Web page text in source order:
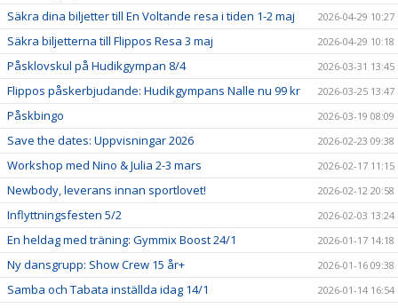
Säkra dina biljetter till En Voltande resa i tiden 1-2 maj 2026-04-29 10:27
Säkra biljetterna till Flippos Resa 3 maj 2026-04-29 10:18
Påsklovskul på Hudikgympan 8/4 2026-03-31 13:45
Flippos påskerbjudande: Hudikgympans Nalle nu 99 kr 2026-03-25 13:47
Påskbingo 2026-03-19 08:09
Save the dates: Uppvisningar 2026 2026-02-23 09:38
Workshop med Nino & Julia 2-3 mars 2026-02-17 11:15
Newbody, leverans innan sportlovet! 2026-02-12 20:58
Inflyttningsfesten 5/2 2026-02-03 13:24
En heldag med träning: Gymmix Boost 24/1 2026-01-17 14:18
Ny dansgrupp: Show Crew 15 år+ 2026-01-16 09:38
Samba och Tabata inställda idag 14/1 2026-01-14 16:54